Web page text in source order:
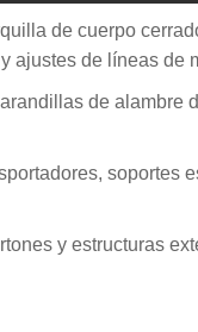
de cuerpo
ajustes de líneas de
de alambre
soportes
y estructuras